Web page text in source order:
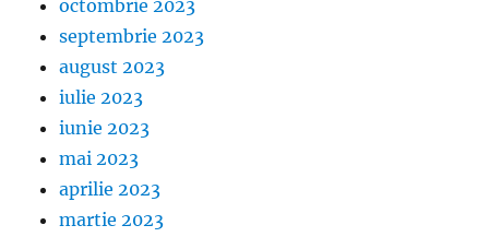
octombrie 2023
septembrie 2023
august 2023
iulie 2023
iunie 2023
mai 2023
aprilie 2023
martie 2023